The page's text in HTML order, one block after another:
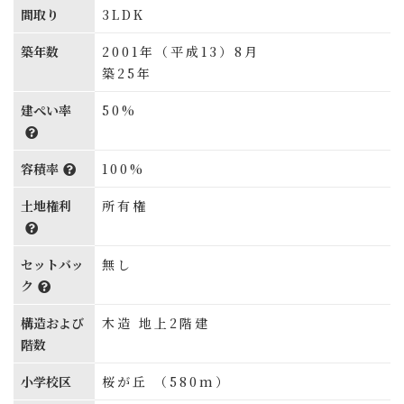
間取り 3LDK
築年数
2001年（平成13）8月
築25年
建ぺい率 50%
容積率 100%
土地権利 所有権
セットバッ
ク
無し
構造および
階数
木造 地上2階建
小学校区 桜が丘 （580m）